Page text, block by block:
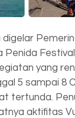
digelar
Penida
yang
5 sampai 8
tertunda.
aktifitas